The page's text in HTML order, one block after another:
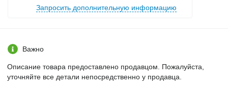
Запросить дополнительную информацию
Важно
Описание товара предоставлено продавцом. Пожалуйста,
уточняйте все детали непосредственно у продавца.